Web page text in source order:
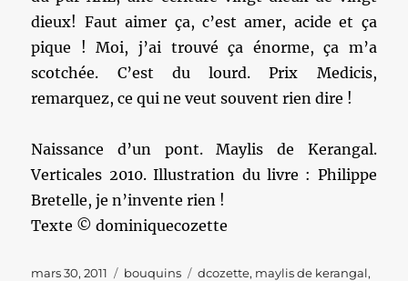
dieux! Faut aimer ça, c’est amer, acide et ça
pique ! Moi, j’ai trouvé ça énorme, ça m’a
scotchée. C’est du lourd. Prix Medicis,
remarquez, ce qui ne veut souvent rien dire !
Naissance d’un pont. Maylis de Kerangal.
Verticales 2010. Illustration du livre : Philippe
Bretelle, je n’invente rien !
Texte © dominiquecozette
Publié
mars 30, 2011 Catégories
bouquins Étiquettes
dcozette, maylis de kerangal,